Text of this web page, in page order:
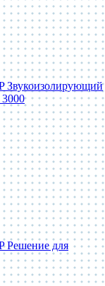
Звукоизолирующий
Решение для